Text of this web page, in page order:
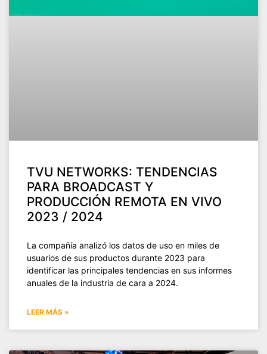
TVU NETWORKS: TENDENCIAS
PARA BROADCAST Y
PRODUCCIÓN REMOTA EN VIVO
2023 / 2024
La compañía analizó los datos de uso en miles de
usuarios de sus productos durante 2023 para
identificar las principales tendencias en sus informes
anuales de la industria de cara a 2024.
LEER MÁS »